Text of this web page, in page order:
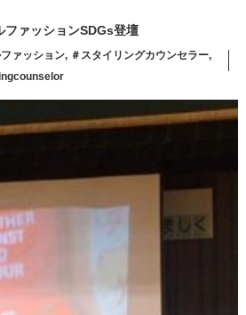
ファッションSDGs登壇
ァッション, ＃スタイリングカウンセラー,